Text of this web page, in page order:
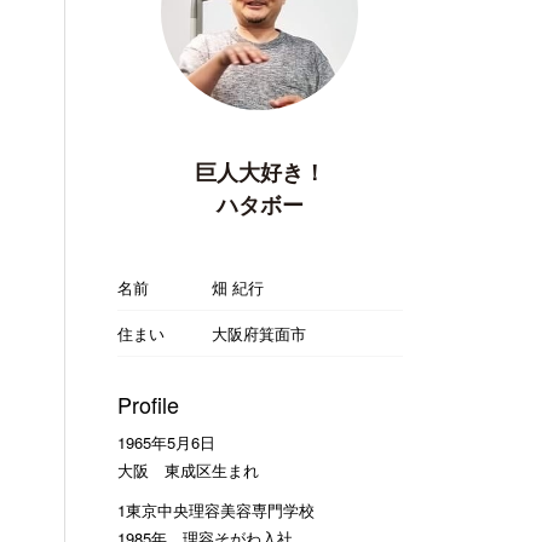
巨人大好き！
ハタボー
名前
畑 紀行
住まい
大阪府箕面市
Profile
1965年5月6日
大阪 東成区生まれ
1東京中央理容美容専門学校
1985年 理容そがわ入社